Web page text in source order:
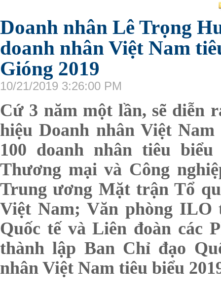
Doanh nhân Lê Trọng
doanh nhân Việt Nam
Gióng 2019
10/21/2019 3:26:00 PM
Cứ 3 năm một lần, sẽ diễn
hiệu Doanh nhân Việt
100 doanh nhân tiêu
Thương mại và Công
Trung ương Mặt trận Tổ
Việt Nam; Văn phòng ILO
Quốc tế và Liên đoàn các
thành lập Ban Chỉ đạo
nhân Việt Nam tiêu biểu